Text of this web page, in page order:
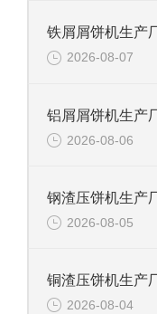
2026-08-07
2026-08-06
2026-08-05
2026-08-04